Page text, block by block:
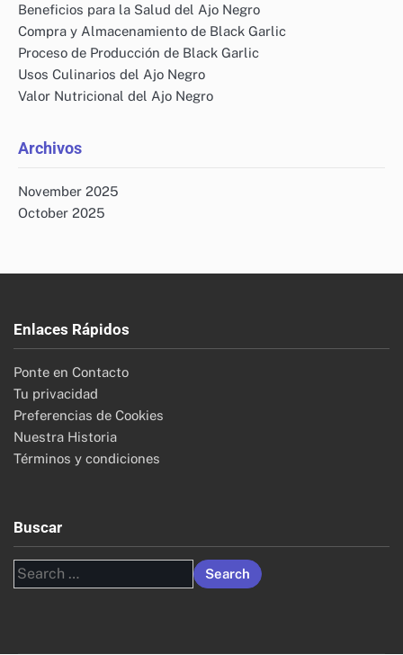
Beneficios para la Salud del Ajo Negro
Compra y Almacenamiento de Black Garlic
Proceso de Producción de Black Garlic
Usos Culinarios del Ajo Negro
Valor Nutricional del Ajo Negro
Archivos
November 2025
October 2025
Enlaces Rápidos
Ponte en Contacto
Tu privacidad
Preferencias de Cookies
Nuestra Historia
Términos y condiciones
Buscar
Search
for: